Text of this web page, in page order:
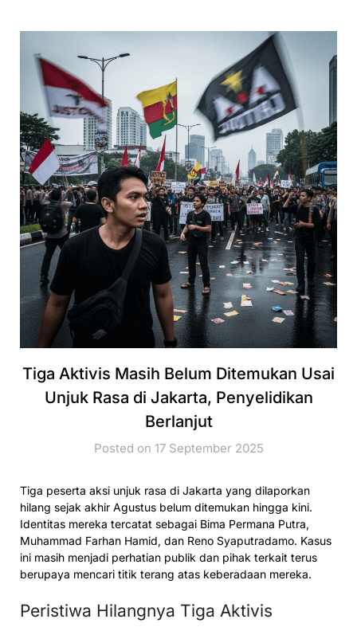
Tiga Aktivis Masih Belum Ditemukan Usai
Unjuk Rasa di Jakarta, Penyelidikan
Berlanjut
Posted on 17 September 2025
Tiga peserta aksi unjuk rasa di Jakarta yang dilaporkan
hilang sejak akhir Agustus belum ditemukan hingga kini.
Identitas mereka tercatat sebagai Bima Permana Putra,
Muhammad Farhan Hamid, dan Reno Syaputradamo. Kasus
ini masih menjadi perhatian publik dan pihak terkait terus
berupaya mencari titik terang atas keberadaan mereka.
Peristiwa Hilangnya Tiga Aktivis